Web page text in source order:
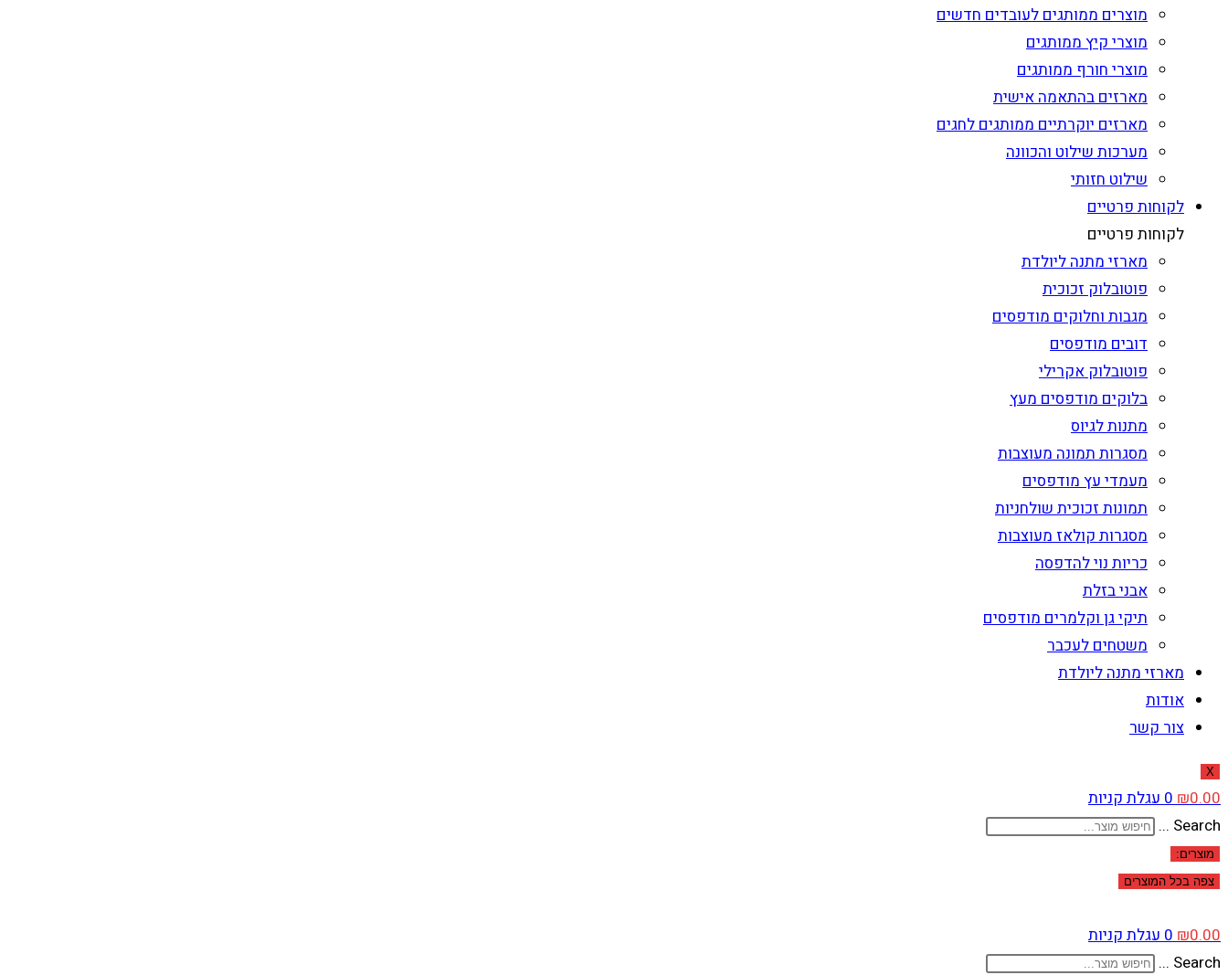
מוצרים ממותגים לעובדים חדשים
מוצרי קיץ ממותגים
מוצרי חורף ממותגים
מארזים בהתאמה אישית
מארזים יוקרתיים ממותגים לחגים
מערכות שילוט והכוונה
שילוט חזותי
לקוחות פרטיים
לקוחות פרטיים
מארזי מתנה ליולדת
פוטובלוק זכוכית
מגבות וחלוקים מודפסים
דובים מודפסים
פוטובלוק אקרילי
בלוקים מודפסים מעץ
מתנות לגיוס
מסגרות תמונה מעוצבות
מעמדי עץ מודפסים
תמונות זכוכית שולחניות
מסגרות קולאז מעוצבות
כריות נוי להדפסה
אבני בזלת
תיקי גן וקלמרים מודפסים
משטחים לעכבר
מארזי מתנה ליולדת
אודות
צור קשר
X
₪0.00
0עגלת קניות
Search ...
מוצרים:
צפה בכל המוצרים
₪0.00
0עגלת קניות
Search ...